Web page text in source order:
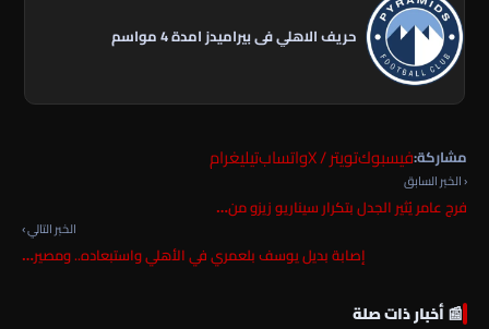
حريف الاهلي فى بيراميدز امدة 4 مواسم
مشاركة:فيسبوكتويتر / X واتسابتيليغرام
‹ الخبر السابق
فرج عامر يُثير الجدل بتكرار سيناريو زيزو من…
الخبر التالي ›
إصابة بديل يوسف بلعمري في الأهلي واستبعاده.. ومصير…
📰 أخبار ذات صلة